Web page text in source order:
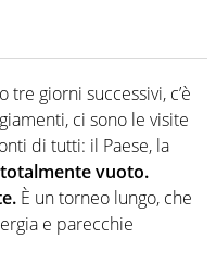
giorni successivi, c’è
ci sono le visite
di tutti: il Paese, la
vuoto.
È un torneo lungo, che
e parecchie